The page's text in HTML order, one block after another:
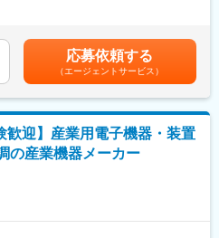
豊富な開発経験と最先端のテクノロジ
が高品質で信頼性の高いものになるよ
まで適正に合わせて対応していただ
います。 経験を生かしながらチーム
です。
ことができます。 ロボット制御のた
、監視制御、FA機器、カーナビ、測定
ます。月給(月額)は固定手当を含めた表
応募依頼する
（エージェントサービス）
歓迎】産業用電子機器・装置
の産業機器メーカー